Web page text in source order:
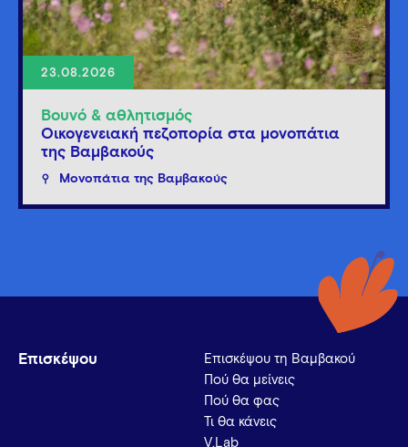
23.08.2026
Βουνό & αθλητισμός
Οικογενειακή πεζοπορία στα μονοπάτια
της Βαμβακούς
Μονοπάτια της Βαμβακούς
Επισκέψου
Επισκέψου τη Βαμβακού
Πού θα μείνεις
Πού θα φας
Τι θα κάνεις
V.Lab